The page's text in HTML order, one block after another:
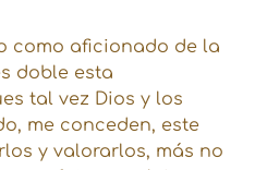
como aficionado de la
doble esta
tal vez Dios y los
me conceden, este
y valorarlos, más no